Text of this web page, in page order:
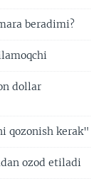
beradimi?
dollar
qozonish kerak"
ozod etiladi